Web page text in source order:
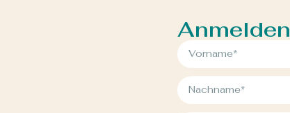
Anmelden